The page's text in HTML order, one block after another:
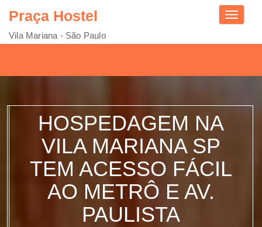
Toggle
Praça Hostel
Vila Mariana - São Paulo
HOSPEDAGEM NA
VILA MARIANA SP
TEM ACESSO FÁCIL
AO METRÔ E AV.
PAULISTA